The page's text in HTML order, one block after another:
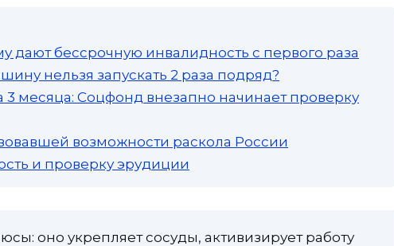
дают бессрочную инвалидность с первого раза
нельзя запускать 2 раза подряд?
3 месяца: Соцфонд внезапно начинает проверку
возможности раскола России
и проверку эрудиции
оно укрепляет сосуды, активизирует работу